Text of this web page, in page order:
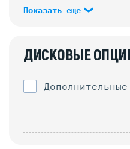
Показать еще
ДИСКОВЫЕ